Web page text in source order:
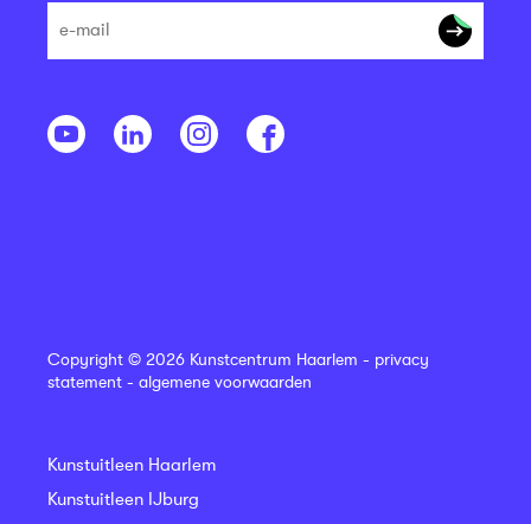
Copyright © 2026 Kunstcentrum Haarlem - privacy
statement - algemene voorwaarden
Kunstuitleen Haarlem
Kunstuitleen IJburg